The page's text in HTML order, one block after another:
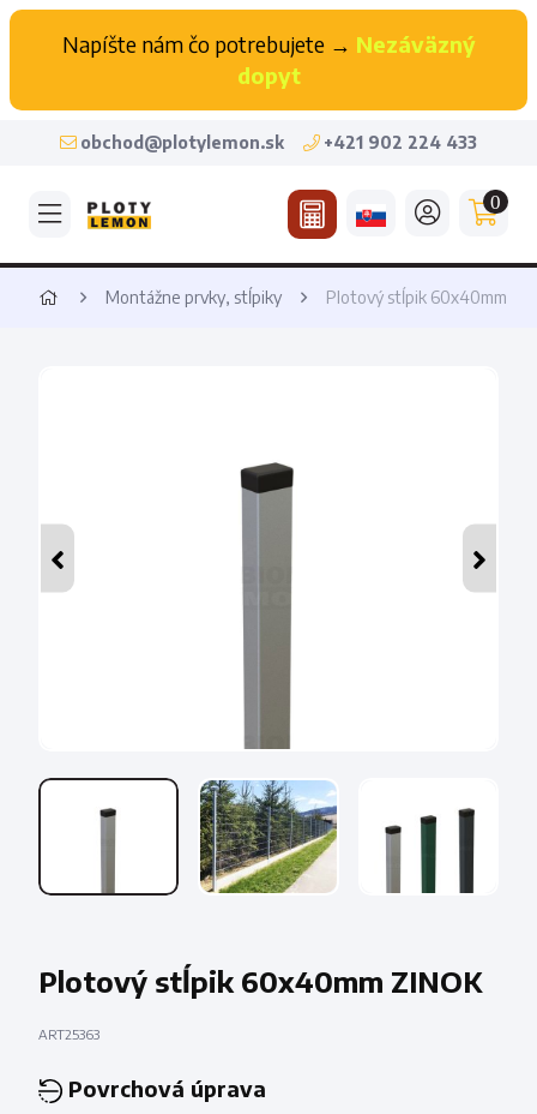
Napíšte nám čo potrebujete → Nezáväzný
dopyt
obchod@plotylemon.sk +421 902 224 433
0
Montážne prvky, stĺpiky Plotový stĺpik 60x40mm
Plotový stĺpik 60x40mm ZINOK
ART25363
Povrchová úprava